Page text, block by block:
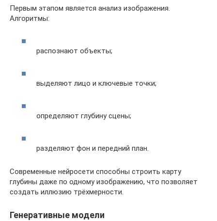
Первым этапом является анализ изображения.
Алгоритмы:
распознают объекты;
выделяют лицо и ключевые точки;
определяют глубину сцены;
разделяют фон и передний план.
Современные нейросети способны строить карту
глубины даже по одному изображению, что позволяет
создать иллюзию трёхмерности.
Генеративные модели